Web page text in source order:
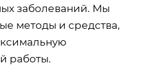
заболеваний. Мы
методы и средства,
работы.